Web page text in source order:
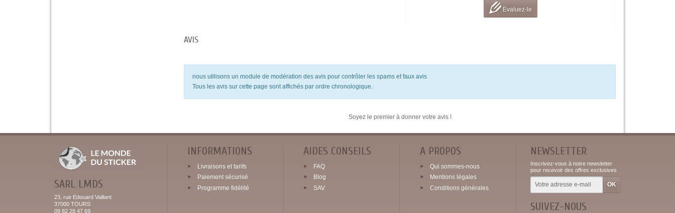
Evaluez-le
AVIS
nous utilisons un module de modération des avis pour contrôler les spams et faux avis
Tous les avis sur cette page sont affichés par ordre chronologique.
Soyez le premier à donner votre avis !
SARL LMDS
23, rue Edouard Vaillant
37000 TOURS
09 82 28 47 69
INFORMATIONS
Livraisons et tarifs
Paiement sécurisé
Programme fidélité
AIDES CONSEILS
FAQ
Blog
SAV
A PROPOS
Qui sommes-nous
Mentions légales
Conditions générales
NEWSLETTER
Inscrivez-vous à notre newsletter
pour recevoir des offres exclusives
SUIVEZ-NOUS